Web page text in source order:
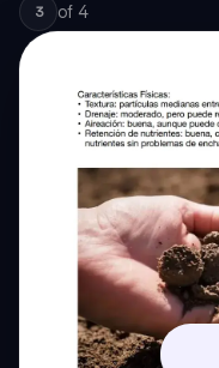
3 of 4